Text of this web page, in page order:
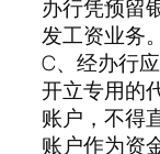
办行凭预留
发工资业务。
C、经办行
开立专用的
账户，不得
账户作为资